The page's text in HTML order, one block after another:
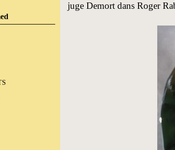
juge Demort dans Roger